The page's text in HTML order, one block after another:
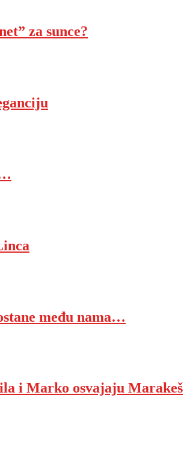
za sunce?
među nama…
i Marko osvajaju Marakeš